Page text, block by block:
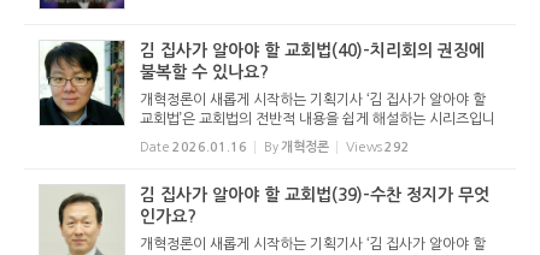
김 집사가 알아야 할 교회법(40)-치리회의 권징에
불복할 수 있나요?
개혁정론이 새롭게 시작하는 기획기사 ‘김 집사가 알아야 할
교회법’은 교회법의 전반적 내용을 쉽게 해설하는 시리즈입니
다. 기독교보와 함께 진행하는 시리즈로서 여기에 싣는 것은
기독교보의 허락을 받았습니다. 글 내용은 기독교보에 실린
Date 2026.01.16 By 개혁정론 Views292
김 집사가 알아야 할 교회법(39)-수찬 정지가 무엇
인가요?
개혁정론이 새롭게 시작하는 기획기사 ‘김 집사가 알아야 할